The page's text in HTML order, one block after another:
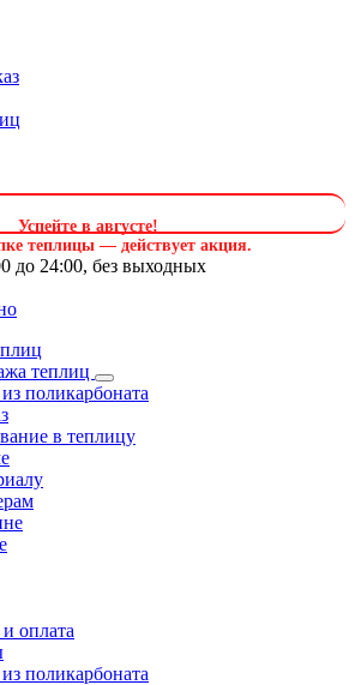
Успейте в августе!
теплицы — действует акция.
до 24:00, без выходных
теплиц
поликарбоната
в теплицу
оплата
поликарбоната